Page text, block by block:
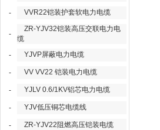
- VVR22铠装护套软电力电缆
-
ZR-YJV32铠装高压交联电力电
缆
-
YJVP屏蔽电力电缆
- VV VV22 铠装电力电缆
- YJLV 0.6/1KV铝芯电力电缆
- YJV低压铜芯电缆线
- ZR-YJV22阻燃高压铠装电缆